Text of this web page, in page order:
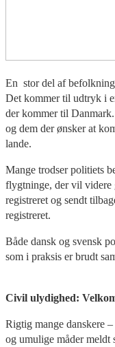
En stor del af
Det kommer til udtryk i
der kommer til
og dem der ønsker at
lande.
Mange trodser politiets
flygtninge, der vil videre
registreret og sendt
registreret.
Både dansk og svensk
som i praksis er brudt
Civil ulydighed:
Rigtig mange danskere
og umulige måder